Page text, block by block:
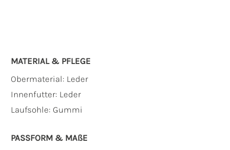
MATERIAL & PFLEGE
Obermaterial: Leder
Innenfutter: Leder
Laufsohle: Gummi
PASSFORM & MAẞE